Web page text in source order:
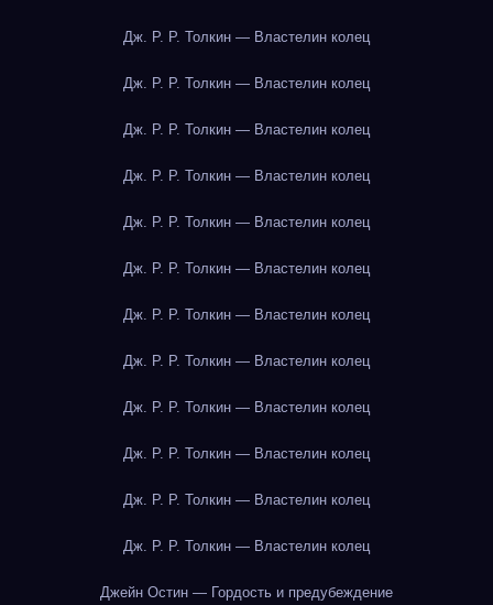
Дж. Р. Р. Толкин — Властелин колец
Дж. Р. Р. Толкин — Властелин колец
Дж. Р. Р. Толкин — Властелин колец
Дж. Р. Р. Толкин — Властелин колец
Дж. Р. Р. Толкин — Властелин колец
Дж. Р. Р. Толкин — Властелин колец
Дж. Р. Р. Толкин — Властелин колец
Дж. Р. Р. Толкин — Властелин колец
Дж. Р. Р. Толкин — Властелин колец
Дж. Р. Р. Толкин — Властелин колец
Дж. Р. Р. Толкин — Властелин колец
Дж. Р. Р. Толкин — Властелин колец
Джейн Остин — Гордость и предубеждение